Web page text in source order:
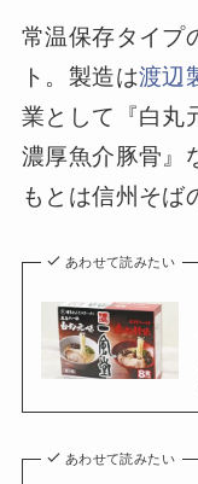
常温保存タイプ
ト。製造は渡辺
業として『白丸
濃厚魚介豚骨』
もとは信州そば
あわせて読みたい
あわせて読みたい